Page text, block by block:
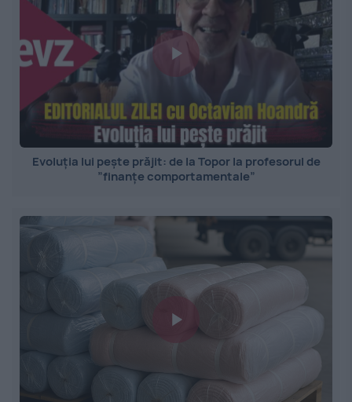
Evoluția lui pește prăjit: de la Topor la profesorul de
”finanțe comportamentale”